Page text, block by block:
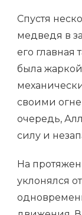
Спустя
медведя в
его главная
была
своими
очередь,
силу и
На
уклонялся